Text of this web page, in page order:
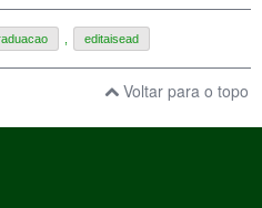
editaisead
Voltar para o topo